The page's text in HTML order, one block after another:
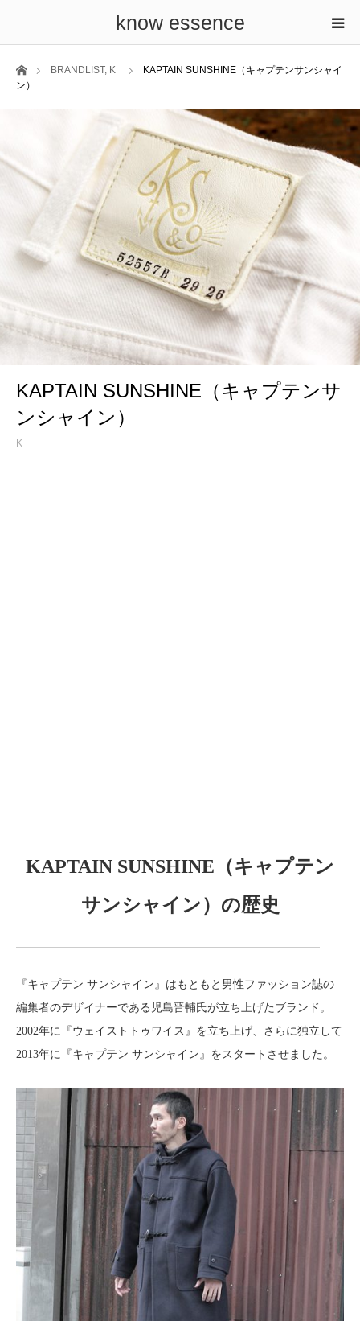
know essence
ホームBRANDLIST, K
KAPTAIN SUNSHINE（キャプテンサンシャイ
ン）
KAPTAIN SUNSHINE（キャプテンサ
ンシャイン）
K
KAPTAIN SUNSHINE（キャプテン
サンシャイン）の歴史
『キャプテン サンシャイン』は もともと男性ファッション誌の
編集者のデザイナーである児島晋輔氏が立ち上げたブランド。
2002年に『ウェイストトゥワイス』を立ち上げ、さらに独立して
2013年に『キャプテン サンシャイン』をスタートさせました。